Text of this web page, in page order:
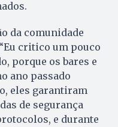
da comunidade
critico um pouco
porque os bares e
ano passado
eles garantiram
de segurança
e durante